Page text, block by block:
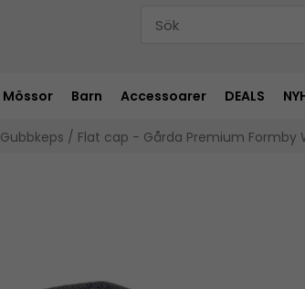
Mössor Barn Accessoarer DEALS
Gubbkeps / Flat cap - Gårda Premium Formby